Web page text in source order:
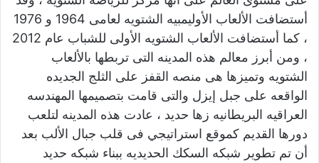
أستضافت الألعاب الأوليمبيه الشتويه لعامى 1964 و 1976
، كما أستضافت الألعاب الشتويه الأولى للشباب عام 2012
، ومن أبرز معالم هذه المدينه التى تربطها بالألعاب
الشتويه وتميزها هى منصه القفز على الثلج الجديده
الواقعه على جبل إيزل والتى قامت بتصميمها المهندسه
العراقيه البريطانيه زها حديد ، عادت هذه المدينه لتلعب
دورها القديم كموقع استراتيجي فى قلب جبال الألب بعد
أن تم تطوير شبكه السكك الحديديه ببناء شبكه حديد